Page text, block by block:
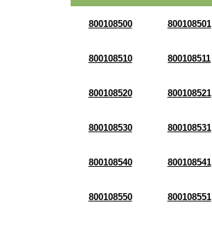
800108500 800108501
800108510 800108511
800108520 800108521
800108530 800108531
800108540 800108541
800108550 800108551